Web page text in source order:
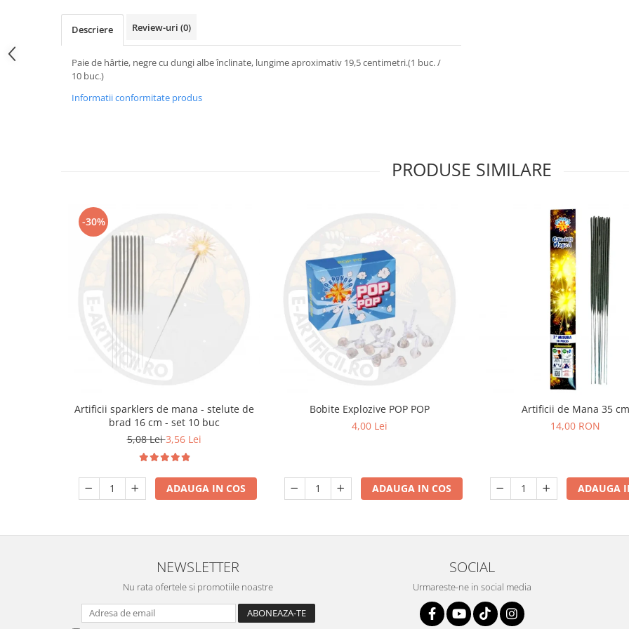
Descriere Review-uri (0)
Paie de hârtie, negre cu dungi albe înclinate, lungime aproximativ 19,5 centimetri.(1 buc. /
10 buc.)
Informatii conformitate produs
PRODUSE SIMILARE
-30%
Artificii sparklers de mana - stelute de
brad 16 cm - set 10 buc
5,08 Lei3,56 Lei
ADAUGA IN COS
Bobite Explozive POP POP
4,00 Lei
ADAUGA IN COS
Artificii de Mana 35 cm
14,00 RON
ADAUGA
NEWSLETTER
Nu rata ofertele si promotiile noastre
SOCIAL
Urmareste-ne in social media